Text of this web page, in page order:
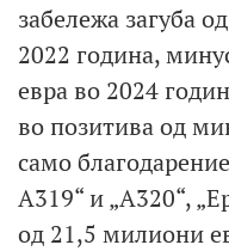
забележа загуба
2022 година,
евра во 2024
во позитива од
само
А319“ и „А320“,
од 21,5 милиони